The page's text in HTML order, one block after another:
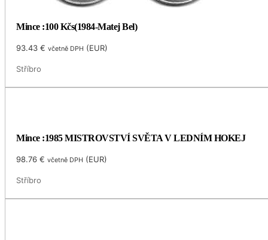
Mince :100 Kčs(1984-Matej Bel)
93.43€ včetně DPH (EUR)
Stříbro
Mince :1985 MISTROVSTVÍ SVĚTA V LEDNÍM HOKEJ
98.76€ včetně DPH (EUR)
Stříbro